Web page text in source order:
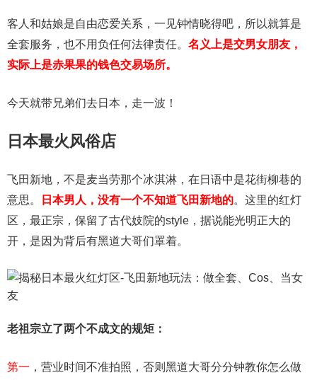
客人和姑娘是自由恋爱关系，一见钟情晓得吧，所以就算是
全套服务，也不用负任何法律责任。 名义上是交男女朋友，
实际上是赤果果的钱色交易场所。
今天就带兄弟们去日本，走一波！
日本最火风俗店
飞田新地，不是麦当劳那个冰淇淋，在日语中是花街柳巷的
意思。
日本男人，没有一个不知道飞田新地的。这里的红灯
区，最正宗，保留了古代妓院的style，据说能光明正大的
开，是因为背后有黑道大哥们罩着。
老祖宗立了两个不成文的规矩：
第一 ，营业时间不准拍照，否则黑道大哥分分钟教你怎么做